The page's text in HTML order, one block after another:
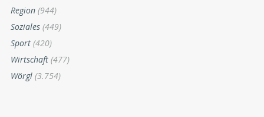
Region (944)
Soziales (449)
Sport (420)
Wirtschaft (477)
Wörgl (3.754)